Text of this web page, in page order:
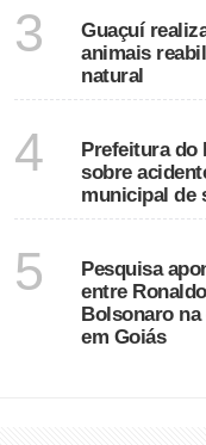
3
Guaçuí
animais
natural
4
Prefeitura do
sobre
municipal de
5
Pesquisa
entre
Bolsonaro
em Goiás